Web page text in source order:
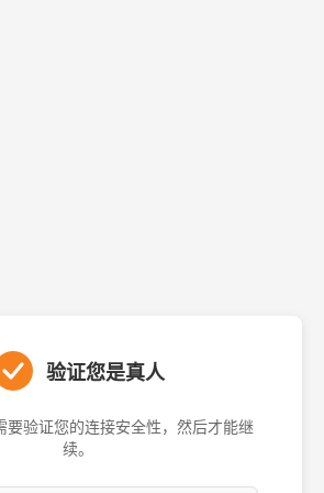
验证您是真人
要验证您的连接安全性，然后才能继
续。